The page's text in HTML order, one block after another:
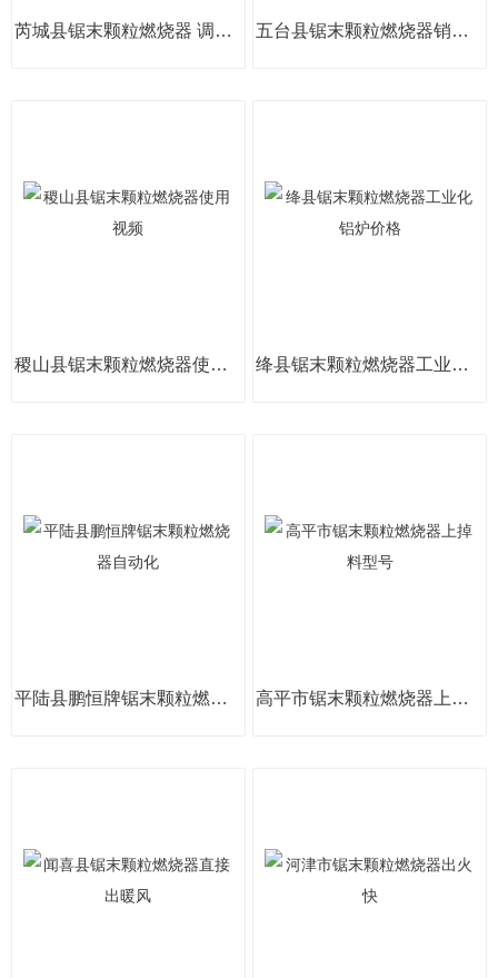
芮城县锯末颗粒燃烧器 调试方法 五台县锯末颗粒燃烧器销售电话
稷山县锯末颗粒燃烧器使用视频 绛县锯末颗粒燃烧器工业化铝炉价格
平陆县鹏恒牌锯末颗粒燃烧器自动化 高平市锯末颗粒燃烧器上掉料型号